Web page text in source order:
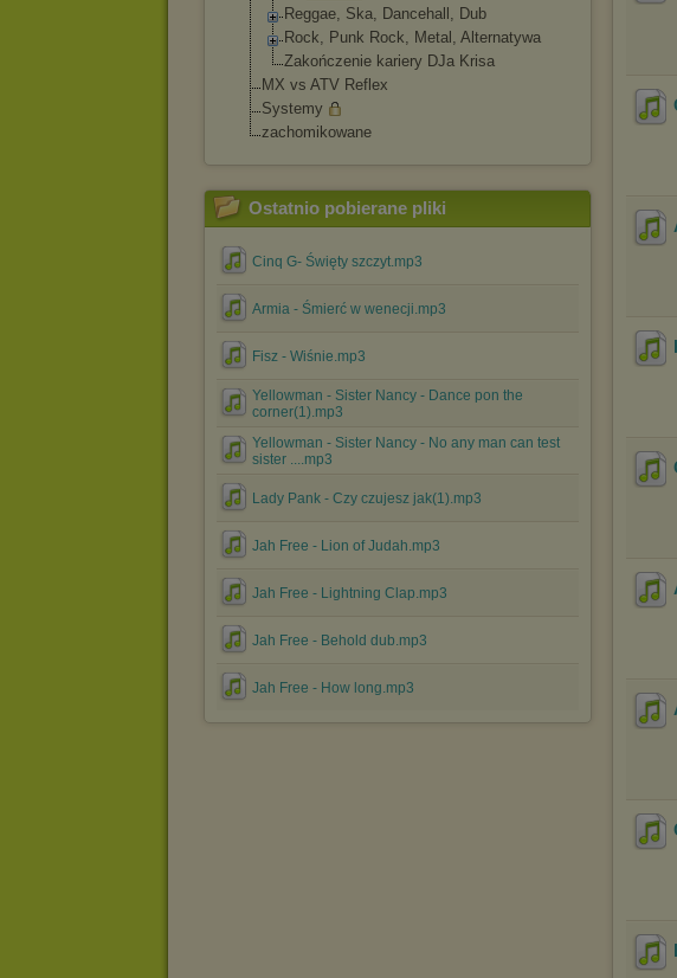
Reggae, Ska, Dancehall, Dub
Rock, Punk Rock, Metal, Alternatywa
Zakończenie kariery DJa Krisa
MX vs ATV Reflex
Systemy
zachomikowane
Ostatnio pobierane pliki
Cinq G- Święty szczyt.mp3
Armia - Śmierć w wenecji.mp3
Fisz - Wiśnie.mp3
Yellowman - Sister Nancy - Dance pon the
corner(1).mp3
Yellowman - Sister Nancy - No any man can test
sister ....mp3
Lady Pank - Czy czujesz jak(1).mp3
Jah Free - Lion of Judah.mp3
Jah Free - Lightning Clap.mp3
Jah Free - Behold dub.mp3
Jah Free - How long.mp3